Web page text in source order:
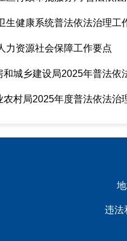
生健康系统普法依法治理工
力资源社会保障工作要点
和城乡建设局2025年普法依
农村局2025年度普法依法治
违法